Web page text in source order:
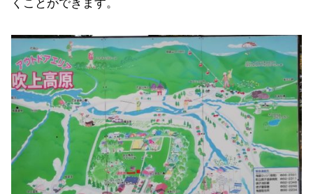
くことができます。